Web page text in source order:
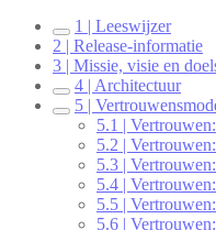
1 | Leeswijzer
2 | Release-informatie
3 | Missie, visie en
4 | Architectuur
5 |
5.1 |
5.2 |
5.3 |
5.4 |
5.5 |
5.6 |